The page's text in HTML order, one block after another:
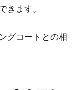
きます。
グコートとの相